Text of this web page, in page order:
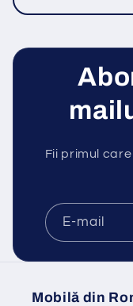
Fii primul
E-mail
Mobilă din